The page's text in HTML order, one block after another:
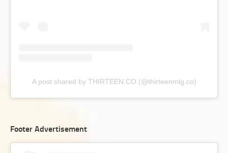
A post shared by THIRTEEN.CO (@thirteenmlg.co)
Footer Advertisement